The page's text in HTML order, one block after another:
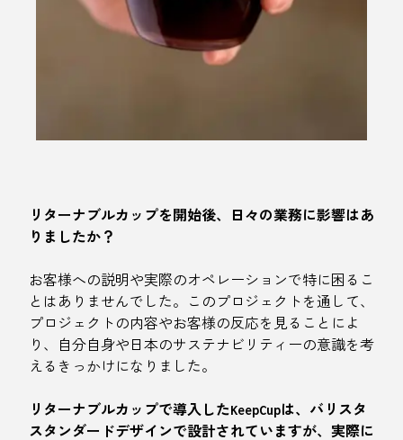
リターナブルカップを開始後、日々の業務に影響はあ
りましたか？
お客様への説明や実際のオペレーションで特に困るこ
とはありませんでした。このプロジェクトを通して、
プロジェクトの内容やお客様の反応を見ることによ
り、自分自身や日本のサステナビリティーの意識を考
えるきっかけになりました。
リターナブルカップで導入したKeepCupは、バリスタ
スタンダードデザインで設計されていますが、実際に